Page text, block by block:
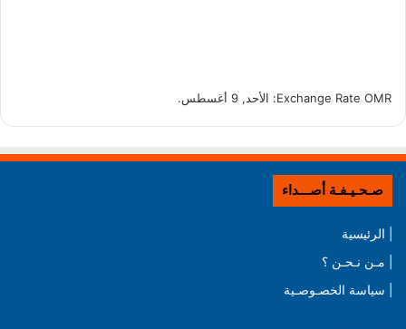
Exchange Rate OMR : الأحد, 9 أغسطس.
صـحـيـفـة أصـــداء
| الرئيسية
| مـن نـحـن ؟
| سياسة الخصـوصـية